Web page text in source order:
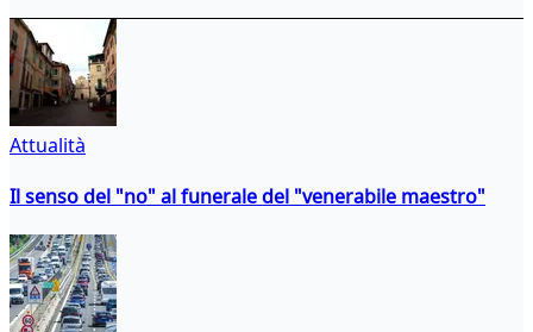
Attualità
Il senso del "no" al funerale del "venerabile maestro"